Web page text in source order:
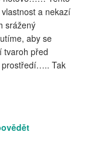
a nekazí
srážený
aby se
tvaroh před
prostředí….. Tak